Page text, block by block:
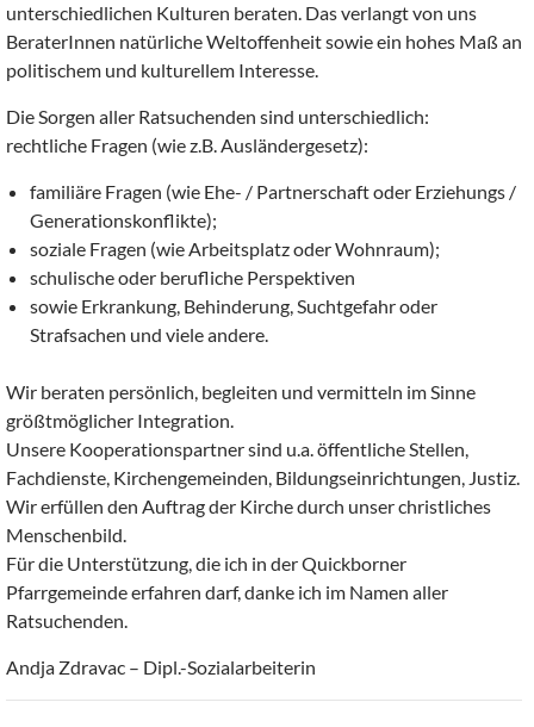
unterschiedlichen Kulturen beraten. Das verlangt von uns
BeraterInnen natürliche Weltoffenheit sowie ein hohes Maß an
politischem und kulturellem Interesse.
Die Sorgen aller Ratsuchenden sind unterschiedlich:
rechtliche Fragen (wie z.B. Ausländergesetz):
familiäre Fragen (wie Ehe- / Partnerschaft oder Erziehungs /
Generationskonflikte);
soziale Fragen (wie Arbeitsplatz oder Wohnraum);
schulische oder berufliche Perspektiven
sowie Erkrankung, Behinderung, Suchtgefahr oder
Strafsachen und viele andere.
Wir beraten persönlich, begleiten und vermitteln im Sinne
größtmöglicher Integration.
Unsere Kooperationspartner sind u.a. öffentliche Stellen,
Fachdienste, Kirchengemeinden, Bildungseinrichtungen, Justiz.
Wir erfüllen den Auftrag der Kirche durch unser christliches
Menschenbild.
Für die Unterstützung, die ich in der Quickborner
Pfarrgemeinde erfahren darf, danke ich im Namen aller
Ratsuchenden.
Andja Zdravac – Dipl.-Sozialarbeiterin